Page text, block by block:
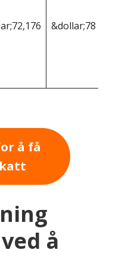
&dollar;78 953
å få
å